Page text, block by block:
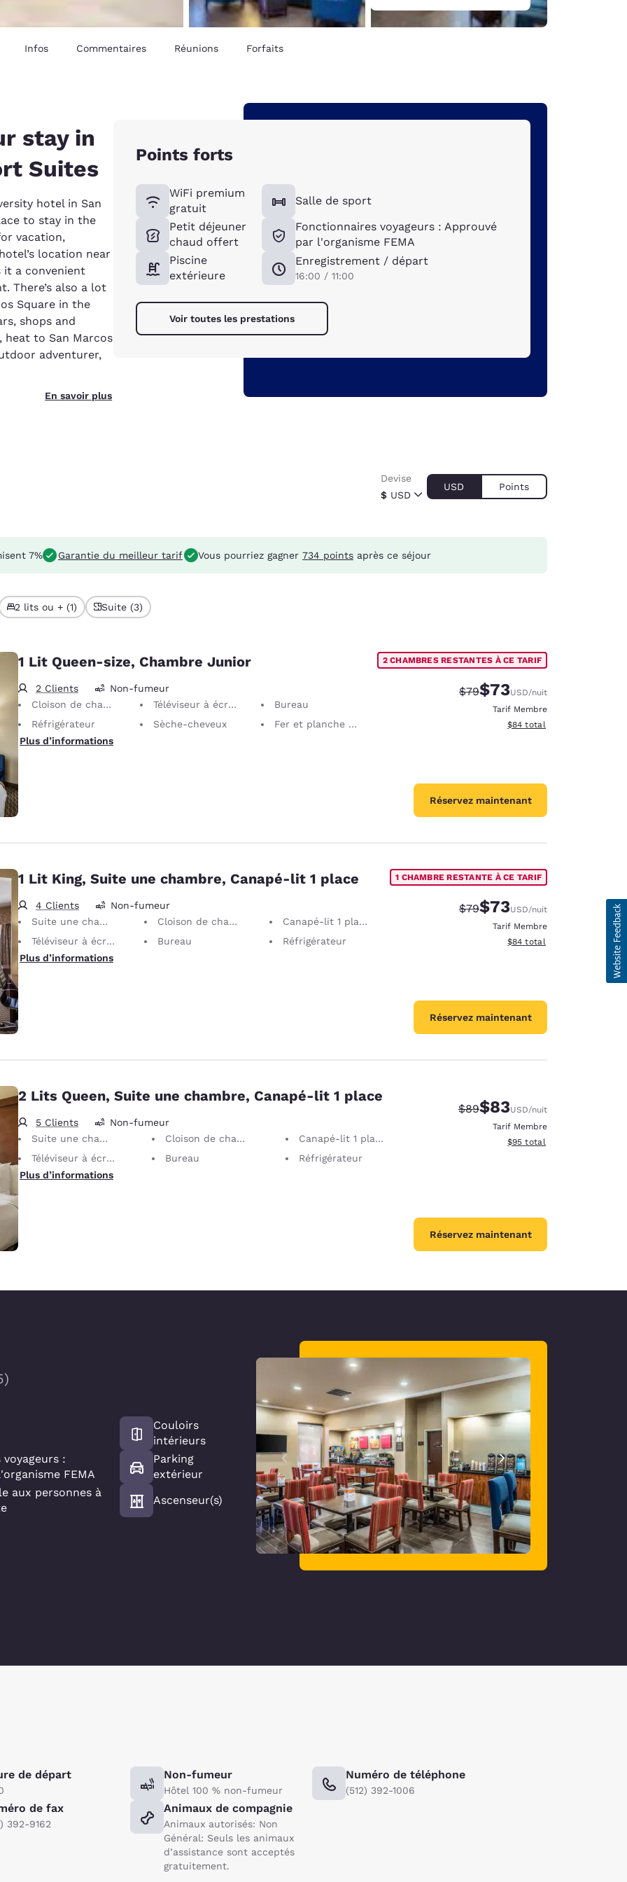
Infos Commentaires Réunions Forfaits
stay in
Suites
hotel in San
to stay in the
vacation,
location near
it a convenient
There’s also a lot
Square in the
shops and
heat to San Marcos
adventurer,
En savoir plus
Points forts
WiFi premium
gratuit
Petit déjeuner
chaud offert
Piscine
extérieure
Salle de sport
Fonctionnaires voyageurs : Approuvé
par l'organisme FEMA
Enregistrement / départ
16:00 / 11:00
Voir toutes les prestations
$ USD
Devise
USD Points
7% Garantie du meilleur tarif Vous pourriez gagner 734 points après ce séjour
2 lits ou + (1) Suite (3)
1 Lit Queen-size, Chambre Junior
2 Clients
Non-fumeur
Cloison de chambre partielle
Téléviseur à écran plat 32"
Bureau
Réfrigérateur
Sèche-cheveux
Fer et planche à repasser
Plus d’informations
2 CHAMBRES RESTANTES À CE TARIF
Tarif barré :
$79Tarif réduit :
$73USD/nuit
Tarif Membre
Afficher les détails du total
$84 total
Réservez maintenant
1 Lit King, Suite une chambre, Canapé-lit 1 place
4 Clients
Non-fumeur
Suite une chambre
Cloison de chambre partielle
Canapé-lit 1 place
Téléviseur à écran plat 32"
Bureau
Réfrigérateur
Plus d’informations
1 CHAMBRE RESTANTE À CE TARIF
Tarif barré :
$79Tarif réduit :
$73USD/nuit
Tarif Membre
Afficher les détails du total
$84 total
Réservez maintenant
2 Lits Queen, Suite une chambre, Canapé-lit 1 place
5 Clients
Non-fumeur
Suite une chambre
Cloison de chambre partielle
Canapé-lit 1 place
Téléviseur à écran plat 32"
Bureau
Réfrigérateur
Plus d’informations
Tarif barré :
$89Tarif réduit :
$83USD/nuit
Tarif Membre
Afficher les détails du total
$95 total
Réservez maintenant
)
:
FEMA
aux personnes à
Couloirs
intérieurs
Parking
extérieur
Ascenseur(s)
de départ Non-fumeur
Hôtel 100 % non-fumeur
Numéro de téléphone
(512) 392-1006
de fax
392-9162
Animaux de compagnie
Animaux autorisés: Non
Général: Seuls les animaux
d’assistance sont acceptés
gratuitement.